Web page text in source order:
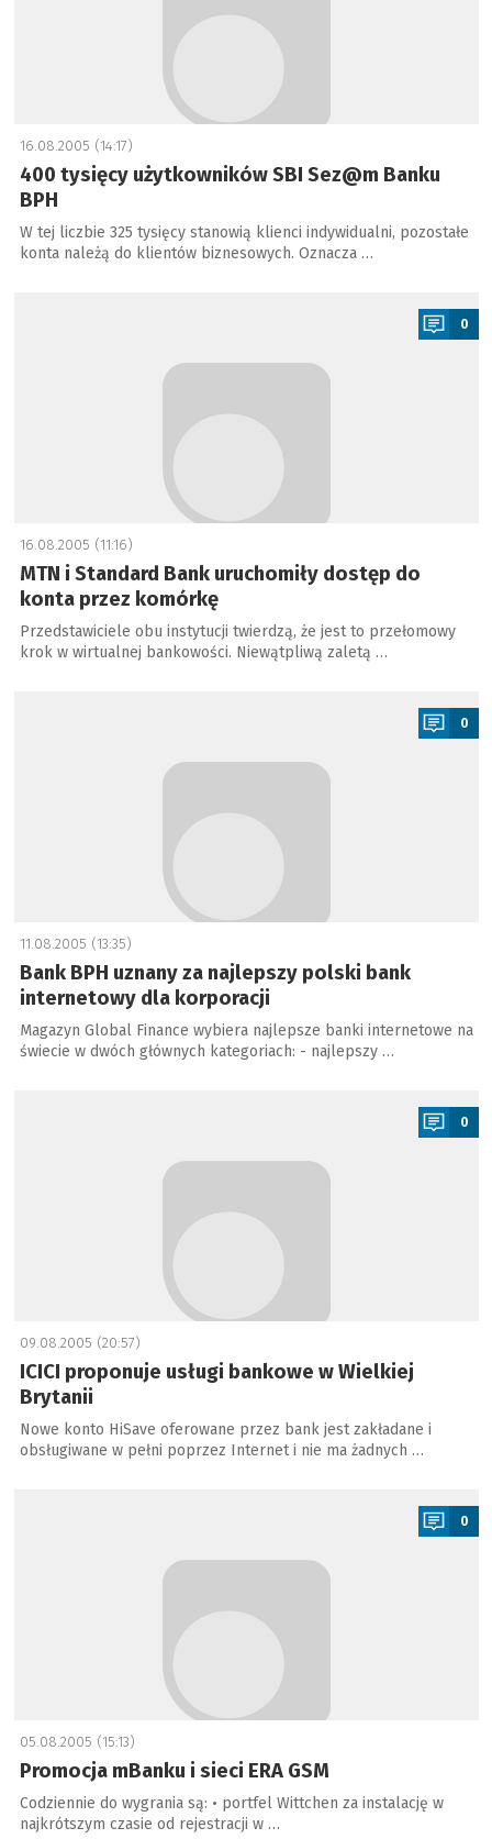
16.08.2005 (14:17)
400 tysięcy użytkowników SBI Sez@m Banku
BPH
W tej liczbie 325 tysięcy stanowią klienci indywidualni, pozostałe
konta należą do klientów biznesowych. Oznacza …
0
16.08.2005 (11:16)
MTN i Standard Bank uruchomiły dostęp do
konta przez komórkę
Przedstawiciele obu instytucji twierdzą, że jest to przełomowy
krok w wirtualnej bankowości. Niewątpliwą zaletą …
0
11.08.2005 (13:35)
Bank BPH uznany za najlepszy polski bank
internetowy dla korporacji
Magazyn Global Finance wybiera najlepsze banki internetowe na
świecie w dwóch głównych kategoriach: - najlepszy …
0
09.08.2005 (20:57)
ICICI proponuje usługi bankowe w Wielkiej
Brytanii
Nowe konto HiSave oferowane przez bank jest zakładane i
obsługiwane w pełni poprzez Internet i nie ma żadnych …
0
05.08.2005 (15:13)
Promocja mBanku i sieci ERA GSM
Codziennie do wygrania są: • portfel Wittchen za instalację w
najkrótszym czasie od rejestracji w …